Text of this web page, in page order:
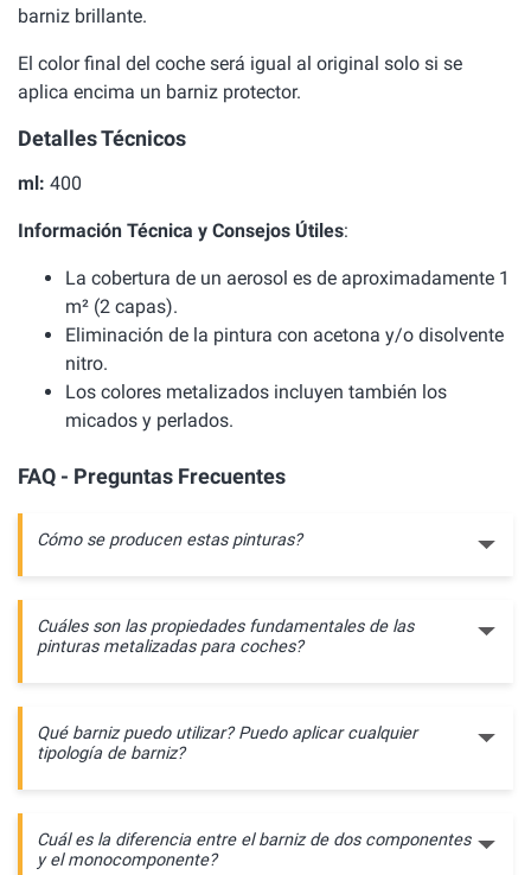
barniz brillante.
El color final del coche será igual al original solo si se
aplica encima un barniz protector.
Detalles Técnicos
ml: 400
Información Técnica y Consejos Útiles:
La cobertura de un aerosol es de aproximadamente 1
m² (2 capas).
Eliminación de la pintura con acetona y/o disolvente
nitro.
Los colores metalizados incluyen también los
micados y perlados.
FAQ - Preguntas Frecuentes
Cómo se producen estas pinturas?
Cuáles son las propiedades fundamentales de las
pinturas metalizadas para coches?
Qué barniz puedo utilizar? Puedo aplicar cualquier
tipología de barniz?
Cuál es la diferencia entre el barniz de dos componentes
y el monocomponente?